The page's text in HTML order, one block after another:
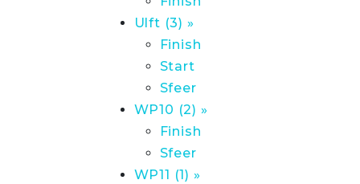
Ulft (3) »
Finish
Start
Sfeer
WP10 (2) »
Finish
Sfeer
WP11 (1) »